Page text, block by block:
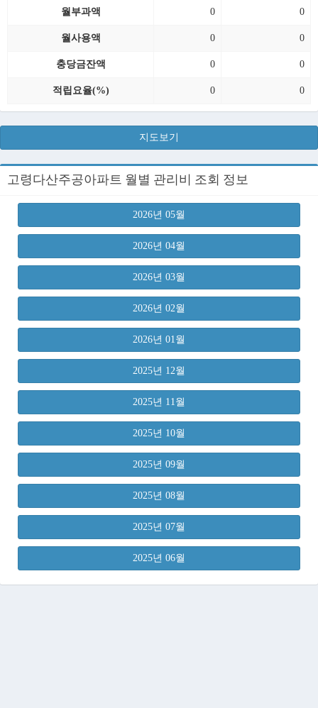
월부과액 0 0
월사용액 0 0
충당금잔액 0 0
적립요율(%) 0 0
지도보기
고령다산주공아파트 월별 관리비 조회 정보
2026년 05월
2026년 04월
2026년 03월
2026년 02월
2026년 01월
2025년 12월
2025년 11월
2025년 10월
2025년 09월
2025년 08월
2025년 07월
2025년 06월